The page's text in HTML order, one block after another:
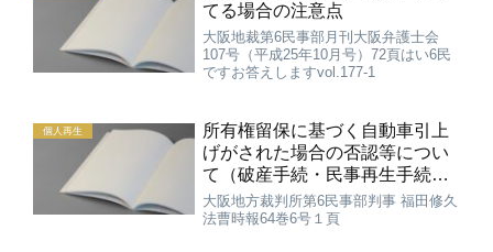
てる場合の注意点
大阪地裁第6民事部月刊大阪弁護士会
107号（平成25年10月号）72頁はい6民
ですお答えしますvol.177-1
個人再生
所有権留保に基づく自動車引上
げがされた場合の否認等につい
て（破産手続・民事再生手続に
おける否認権等の法律問題 第1
回）
大阪地方裁判所第6民事部判事 福田修久
法曹時報64巻6号１頁